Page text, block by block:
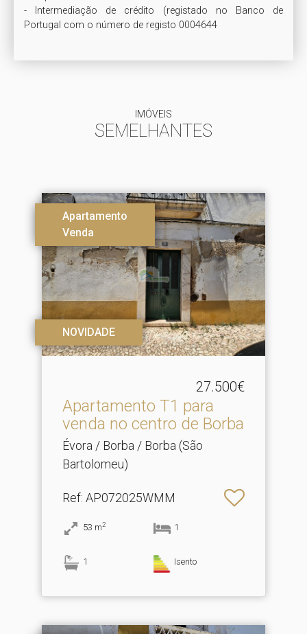
- Intermediação de crédito (registado no Banco de
Portugal com o número de registo 0004644
IMÓVEIS
SEMELHANTES
Apartamento
Venda
NOVIDADE
27.500€
Apartamento T1 para
venda no centro de Borba
Évora / Borba / Borba (São
Bartolomeu)
Ref: AP072025WMM
53 m2 1
1 Isento